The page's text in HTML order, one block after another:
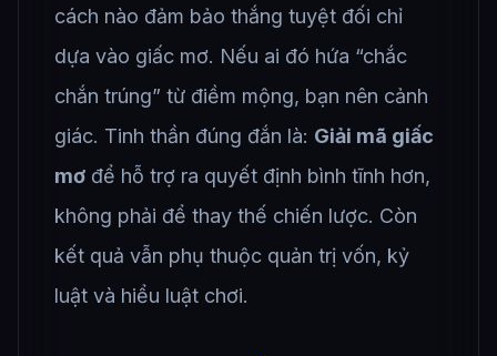
cách nào đảm bảo thắng tuyệt đối chỉ
dựa vào giấc mơ. Nếu ai đó hứa “chắc
chắn trúng” từ điềm mộng, bạn nên cảnh
giác. Tinh thần đúng đắn là: Giải mã giấc
mơ để hỗ trợ ra quyết định bình tĩnh hơn,
không phải để thay thế chiến lược. Còn
kết quả vẫn phụ thuộc quản trị vốn, kỷ
luật và hiểu luật chơi.